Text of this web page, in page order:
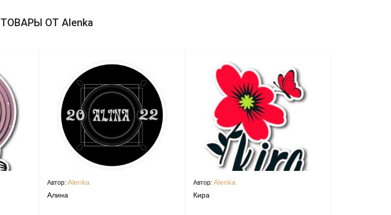
ТОВАРЫ ОТ Alenka
Автор: Alenka
Алина
Автор: Alenka
Кира